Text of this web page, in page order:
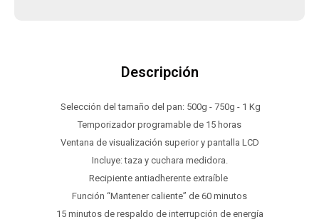
Descripción
Selección del tamaño del pan: 500g - 750g - 1 Kg
Temporizador programable de 15 horas
Ventana de visualización superior y pantalla LCD
Incluye: taza y cuchara medidora.
Recipiente antiadherente extraíble
Función “Mantener caliente” de 60 minutos
15 minutos de respaldo de interrupción de energía